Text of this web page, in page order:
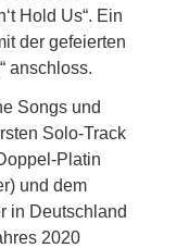
Hold Us“. Ein
der gefeierten
anschloss.
Songs und
Solo-Track
Platin
und dem
in Deutschland
2020